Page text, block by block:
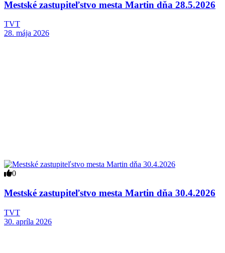
Mestské zastupiteľstvo mesta Martin dňa 28.5.2026
TVT
28. mája 2026
0
Mestské zastupiteľstvo mesta Martin dňa 30.4.2026
TVT
30. apríla 2026